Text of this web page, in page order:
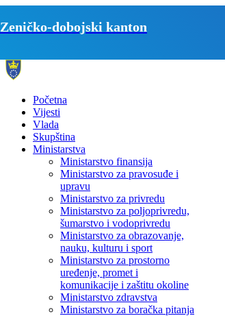
Zeničko-dobojski kanton
Početna
Vijesti
Vlada
Skupština
Ministarstva
Ministarstvo finansija
Ministarstvo za pravosuđe i
upravu
Ministarstvo za privredu
Ministarstvo za poljoprivredu,
šumarstvo i vodoprivredu
Ministarstvo za obrazovanje,
nauku, kulturu i sport
Ministarstvo za prostorno
uređenje, promet i
komunikacije i zaštitu okoline
Ministarstvo zdravstva
Ministarstvo za boračka pitanja